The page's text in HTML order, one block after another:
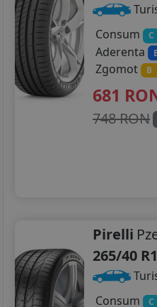
Consum
C
Aderenta
Zgomot B
681
748 RON
Pirelli
265/40
Consum
C